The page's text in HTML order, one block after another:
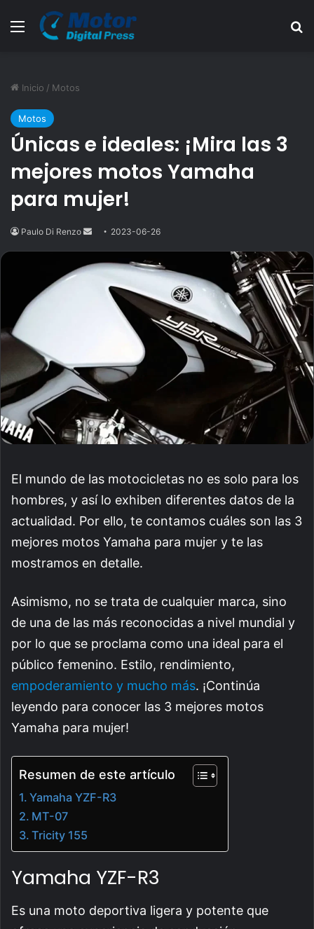
Menú
Inicio / Motos
Motos
Únicas e ideales: ¡Mira las 3
mejores motos Yamaha
para mujer!
Paulo Di Renzo
Send
email
2023-06-26
El mundo de las motocicletas no es solo para los
hombres, y así lo exhiben diferentes datos de la
actualidad. Por ello, te contamos cuáles son las 3
mejores motos Yamaha para mujer y te las
mostramos en detalle.
Asimismo, no se trata de cualquier marca, sino
de una de las más reconocidas a nivel mundial y
por lo que se proclama como una ideal para el
público femenino. Estilo, rendimiento,
empoderamiento y mucho más. ¡Continúa
leyendo para conocer las 3 mejores motos
Yamaha para mujer!
Resumen de este artículo
Yamaha YZF-R3
MT-07
Tricity 155
Yamaha YZF-R3
Es una moto deportiva ligera y potente que